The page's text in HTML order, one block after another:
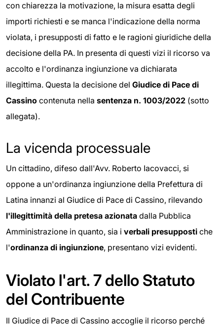
con chiarezza la motivazione, la misura esatta degli
importi richiesti e se manca l'indicazione della norma
violata, i presupposti di fatto e le ragioni giuridiche della
decisione della PA. In presenta di questi vizi il ricorso va
accolto e l'ordinanza ingiunzione va dichiarata
illegittima. Questa la decisione del Giudice di Pace di
Cassino contenuta nella sentenza n. 1003/2022 (sotto
allegata).
La vicenda processuale
Un cittadino, difeso dall'Avv. Roberto Iacovacci, si
oppone a un'ordinanza ingiunzione della Prefettura di
Latina innanzi al Giudice di Pace di Cassino, rilevando
l'illegittimità della pretesa azionata dalla Pubblica
Amministrazione in quanto, sia i verbali presupposti che
l'ordinanza di ingiunzione, presentano vizi evidenti.
Violato l'art. 7 dello Statuto
del Contribuente
Il Giudice di Pace di Cassino accoglie il ricorso perché